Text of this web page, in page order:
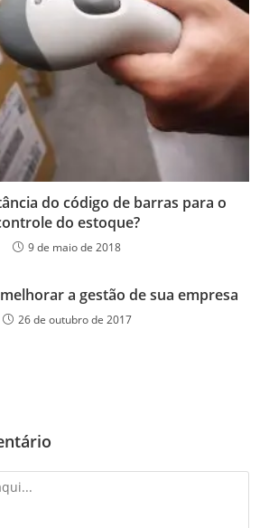
do código de barras para o
do estoque?
9 de maio de 2018
a gestão de sua empresa
26 de outubro de 2017